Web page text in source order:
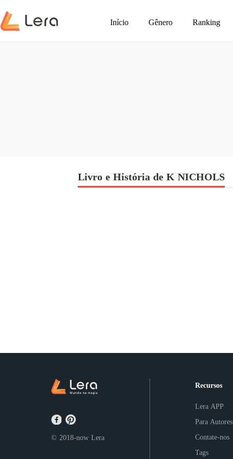
Início Gênero Ranking
Livro e História de K NICHOLS
© 2018-now Lera
Recursos
Lera APP
Para Autores
Contate-nos
Tags